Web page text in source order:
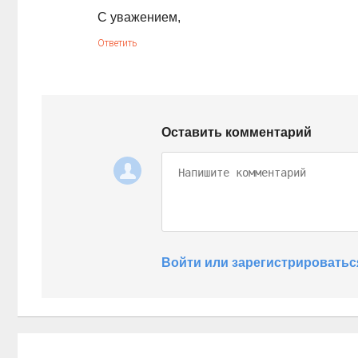
С уважением,
Ответить
Оставить комментарий
Войти или